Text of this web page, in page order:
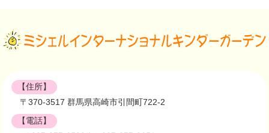
【住所】
〒370-3517 群馬県高崎市引間町722-2
【電話】